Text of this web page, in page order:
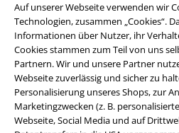
Auf unserer Webseite verwenden wir
Technologien, zusammen „Cookies“.
Informationen über Nutzer, ihr
Cookies stammen zum Teil von uns
Partnern. Wir und unsere Partner
Webseite zuverlässig und sicher zu
Personalisierung unseres Shops, zur
Marketingzwecken (z. B.
Webseite, Social Media und auf
%
-